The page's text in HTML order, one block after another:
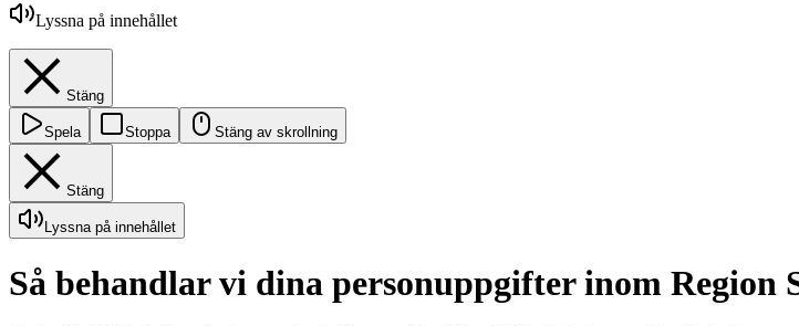
Lyssna på innehållet
Stäng
Spela Stoppa Stäng av skrollning
Stäng
Lyssna på innehållet
Så behandlar vi dina personuppgifter inom Region